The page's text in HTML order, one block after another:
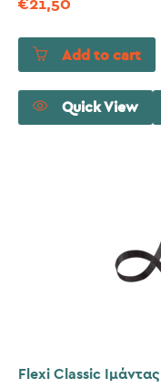
€21,50
Add to cart
Quick View
Flexi Classic